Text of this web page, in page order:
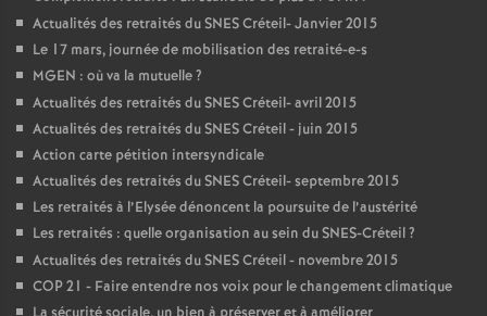
Actualités des retraités duSNESCréteil- Janvier 2015
Le 17 mars, journée de mobilisation des retraité-e-s
MGEN : où va la mutuelle?
Actualités des retraités duSNESCréteil- avril 2015
Actualités des retraités duSNESCréteil - juin 2015
Action carte pétition intersyndicale
Actualités des retraités duSNESCréteil- septembre 2015
Les retraités à l’Elysée dénoncent la poursuite de l’austérité
Les retraités : quelle organisation au sein duSNES-Créteil?
Actualités des retraités duSNESCréteil - novembre 2015
COP21 - Faire entendre nos voix pour le changement climatique